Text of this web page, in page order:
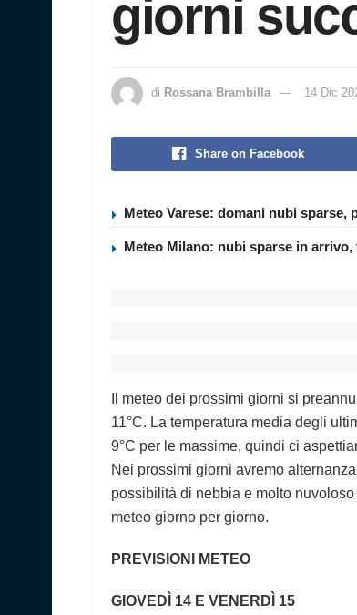
giorni
di Rossana Brambilla 14 Dic
Share on Facebook
Meteo Varese: domani nubi sparse,
Meteo Milano: nubi sparse in
Il meteo dei prossimi giorni si
11°C. La temperatura media degli
9°C per le massime, quindi ci
Nei prossimi giorni avremo
possibilità di nebbia e molto
meteo giorno per giorno.
PREVISIONI METEO
GIOVEDÌ 14 E VENERDÌ 15